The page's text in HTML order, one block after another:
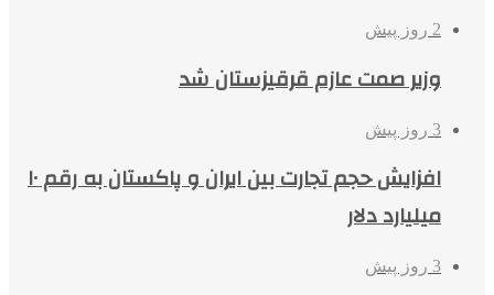
2 روز پیش
وزیر صمت عازم قرقیزستان شد
3 روز پیش
افزایش حجم تجارت بین ایران و پاکستان به رقم ۱۰
میلیارد دلار
3 روز پیش